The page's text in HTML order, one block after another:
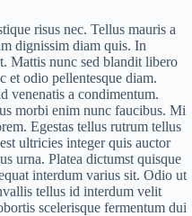
risus nec. Tellus mauris a
dignissim diam quis. In
Mattis nunc sed blandit libero
et odio pellentesque diam.
venenatis a condimentum.
morbi enim nunc faucibus. Mi
Egestas tellus rutrum tellus
ultricies integer quis auctor
urna. Platea dictumst quisque
interdum varius sit. Odio ut
tellus id interdum velit
scelerisque fermentum dui